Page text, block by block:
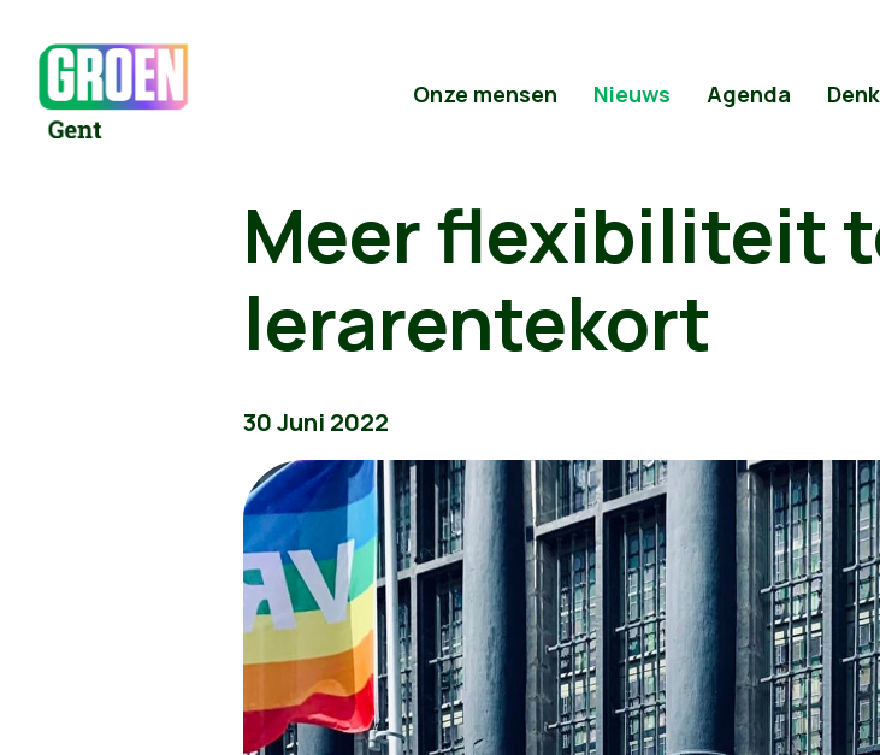
Onze mensen Nieuws Agenda
Meer flexibiliteit
lerarentekort
30 Juni 2022